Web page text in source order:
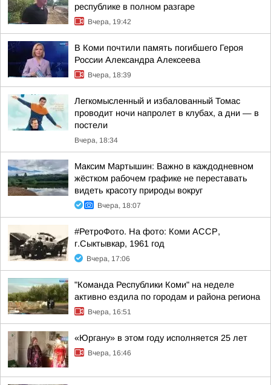
республике в полном разгаре
Вчера, 19:42
В Коми почтили память погибшего Героя
России Александра Алексеева
Вчера, 18:39
Легкомысленный и избалованный Томас
проводит ночи напролет в клубах, а дни — в
постели
Вчера, 18:34
Максим Мартышин: Важно в каждодневном
жёстком рабочем графике не переставать
видеть красоту природы вокруг
Вчера, 18:07
#РетроФото. На фото: Коми АССР,
г.Сыктывкар, 1961 год
Вчера, 17:06
"Команда Республики Коми" на неделе
активно ездила по городам и района региона
Вчера, 16:51
«Юргану» в этом году исполняется 25 лет
Вчера, 16:46